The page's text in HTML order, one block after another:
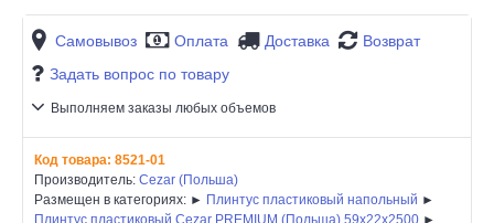
Самовывоз Оплата Доставка
Возврат
Задать вопрос по товару
Выполняем заказы любых объемов
Код товара: 8521-01
Производитель: Cezar (Польша)
Размещен в категориях: ► Плинтус пластиковый напольный ►
Плинтус пластиковый Cezar PREMIUM (Польша) 59х22x2500 ►